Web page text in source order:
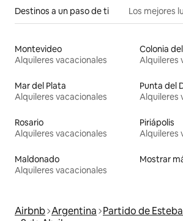
Destinos a un paso de ti Los mejores
Montevideo
Alquileres vacacionales
Colonia
Alquileres
Mar del Plata
Alquileres vacacionales
Punta del
Alquileres
Rosario
Alquileres vacacionales
Piriápolis
Alquileres
Maldonado
Alquileres vacacionales
Mostrar
Airbnb Argentina Partido de